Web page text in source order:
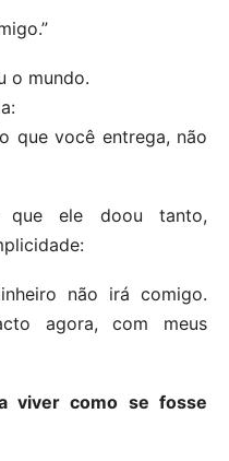
o mundo.
que você entrega, não
que ele doou tanto,
não irá comigo.
agora, com meus
viver como se fosse